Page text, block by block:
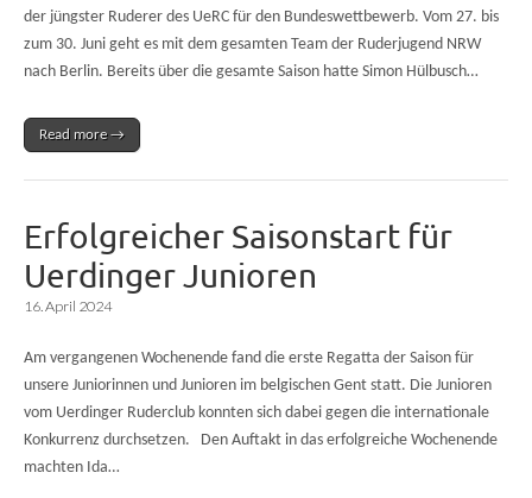
der jüngster Ruderer des UeRC für den Bundeswettbewerb. Vom 27. bis
zum 30. Juni geht es mit dem gesamten Team der Ruderjugend NRW
nach Berlin. Bereits über die gesamte Saison hatte Simon Hülbusch…
Read more →
Erfolgreicher Saisonstart für
Uerdinger Junioren
16. April 2024
Am vergangenen Wochenende fand die erste Regatta der Saison für
unsere Juniorinnen und Junioren im belgischen Gent statt. Die Junioren
vom Uerdinger Ruderclub konnten sich dabei gegen die internationale
Konkurrenz durchsetzen. Den Auftakt in das erfolgreiche Wochenende
machten Ida…